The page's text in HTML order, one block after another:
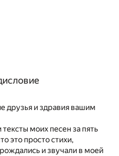
друзья и здравия вашим
моих песен за пять
это просто стихи,
и звучали в моей